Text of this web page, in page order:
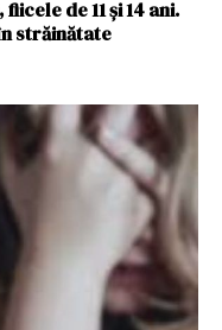
de 11 și 14 ani.
străinătate